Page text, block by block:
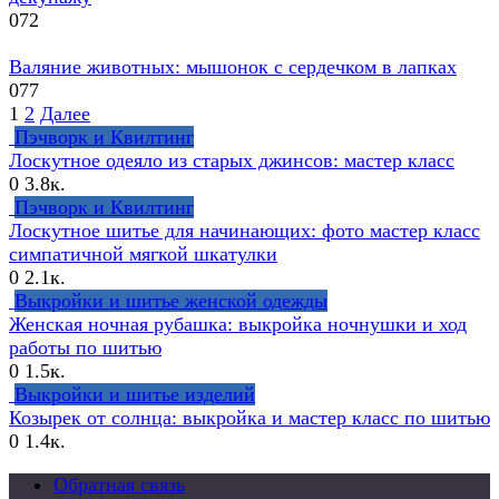
072
Валяние животных: мышонок с сердечком в лапках
077
Навигация
по
записям
1 2 Далее
Пэчворк и Квилтинг
Лоскутное одеяло из старых джинсов: мастер класс
0 3.8к.
Пэчворк и Квилтинг
Лоскутное шитье для начинающих: фото мастер класс
симпатичной мягкой шкатулки
0 2.1к.
Выкройки и шитье женской одежды
Женская ночная рубашка: выкройка ночнушки и ход
работы по шитью
0 1.5к.
Выкройки и шитье изделий
Козырек от солнца: выкройка и мастер класс по шитью
0 1.4к.
Обратная связь